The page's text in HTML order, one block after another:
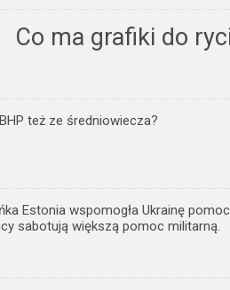
Co ma grafiki do
też ze średniowiecza?
Estonia wspomogła Ukrainę
sabotują większą pomoc militarną.